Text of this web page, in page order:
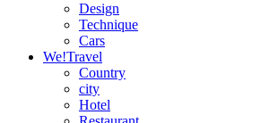
Design
Technique
Cars
We!Travel
Country
city
Hotel